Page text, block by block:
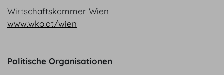
Wirtschaftskammer Wien
www.wko.at/wien
Politische Organisationen